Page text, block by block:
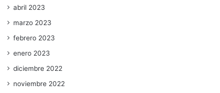
abril 2023
marzo 2023
febrero 2023
enero 2023
diciembre 2022
noviembre 2022